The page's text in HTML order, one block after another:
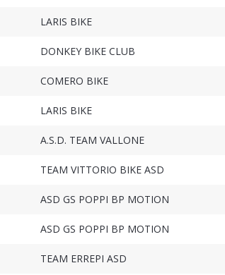
LARIS BIKE
DONKEY BIKE CLUB
COMERO BIKE
LARIS BIKE
A.S.D. TEAM VALLONE
TEAM VITTORIO BIKE ASD
ASD GS POPPI BP MOTION
ASD GS POPPI BP MOTION
TEAM ERREPI ASD